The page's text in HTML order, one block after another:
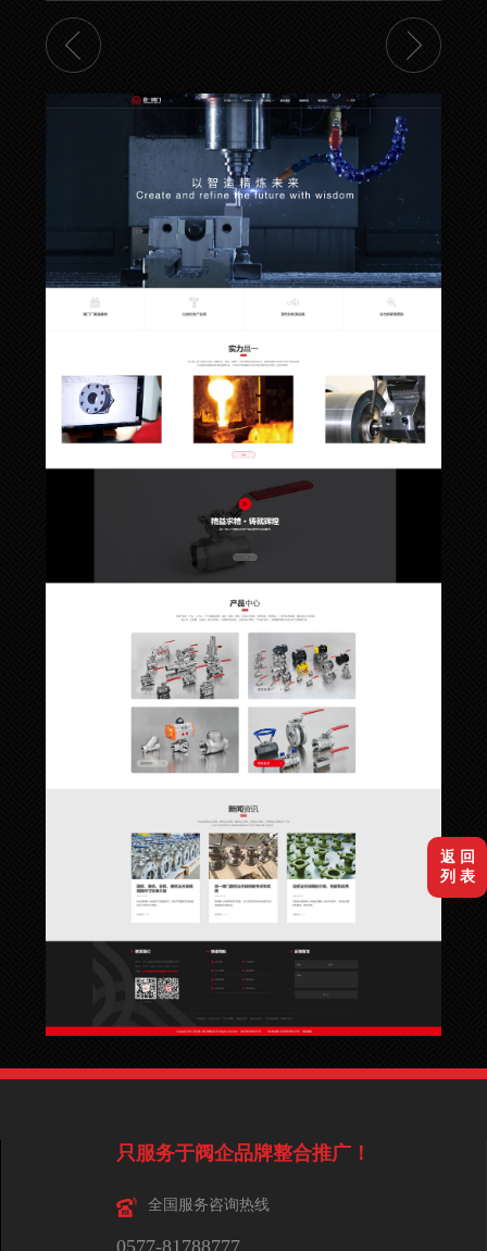
返 回
列 表
只服务于阀企品牌整合推广！
全国服务咨询热线
0577-81788777